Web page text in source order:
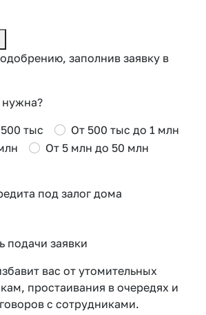
заполнив заявку в
тыс
От 500 тыс до 1 млн
От 5 млн до 50 млн
под залог дома
подачи заявки
вас от утомительных
простаивания в очередях и
с сотрудниками.